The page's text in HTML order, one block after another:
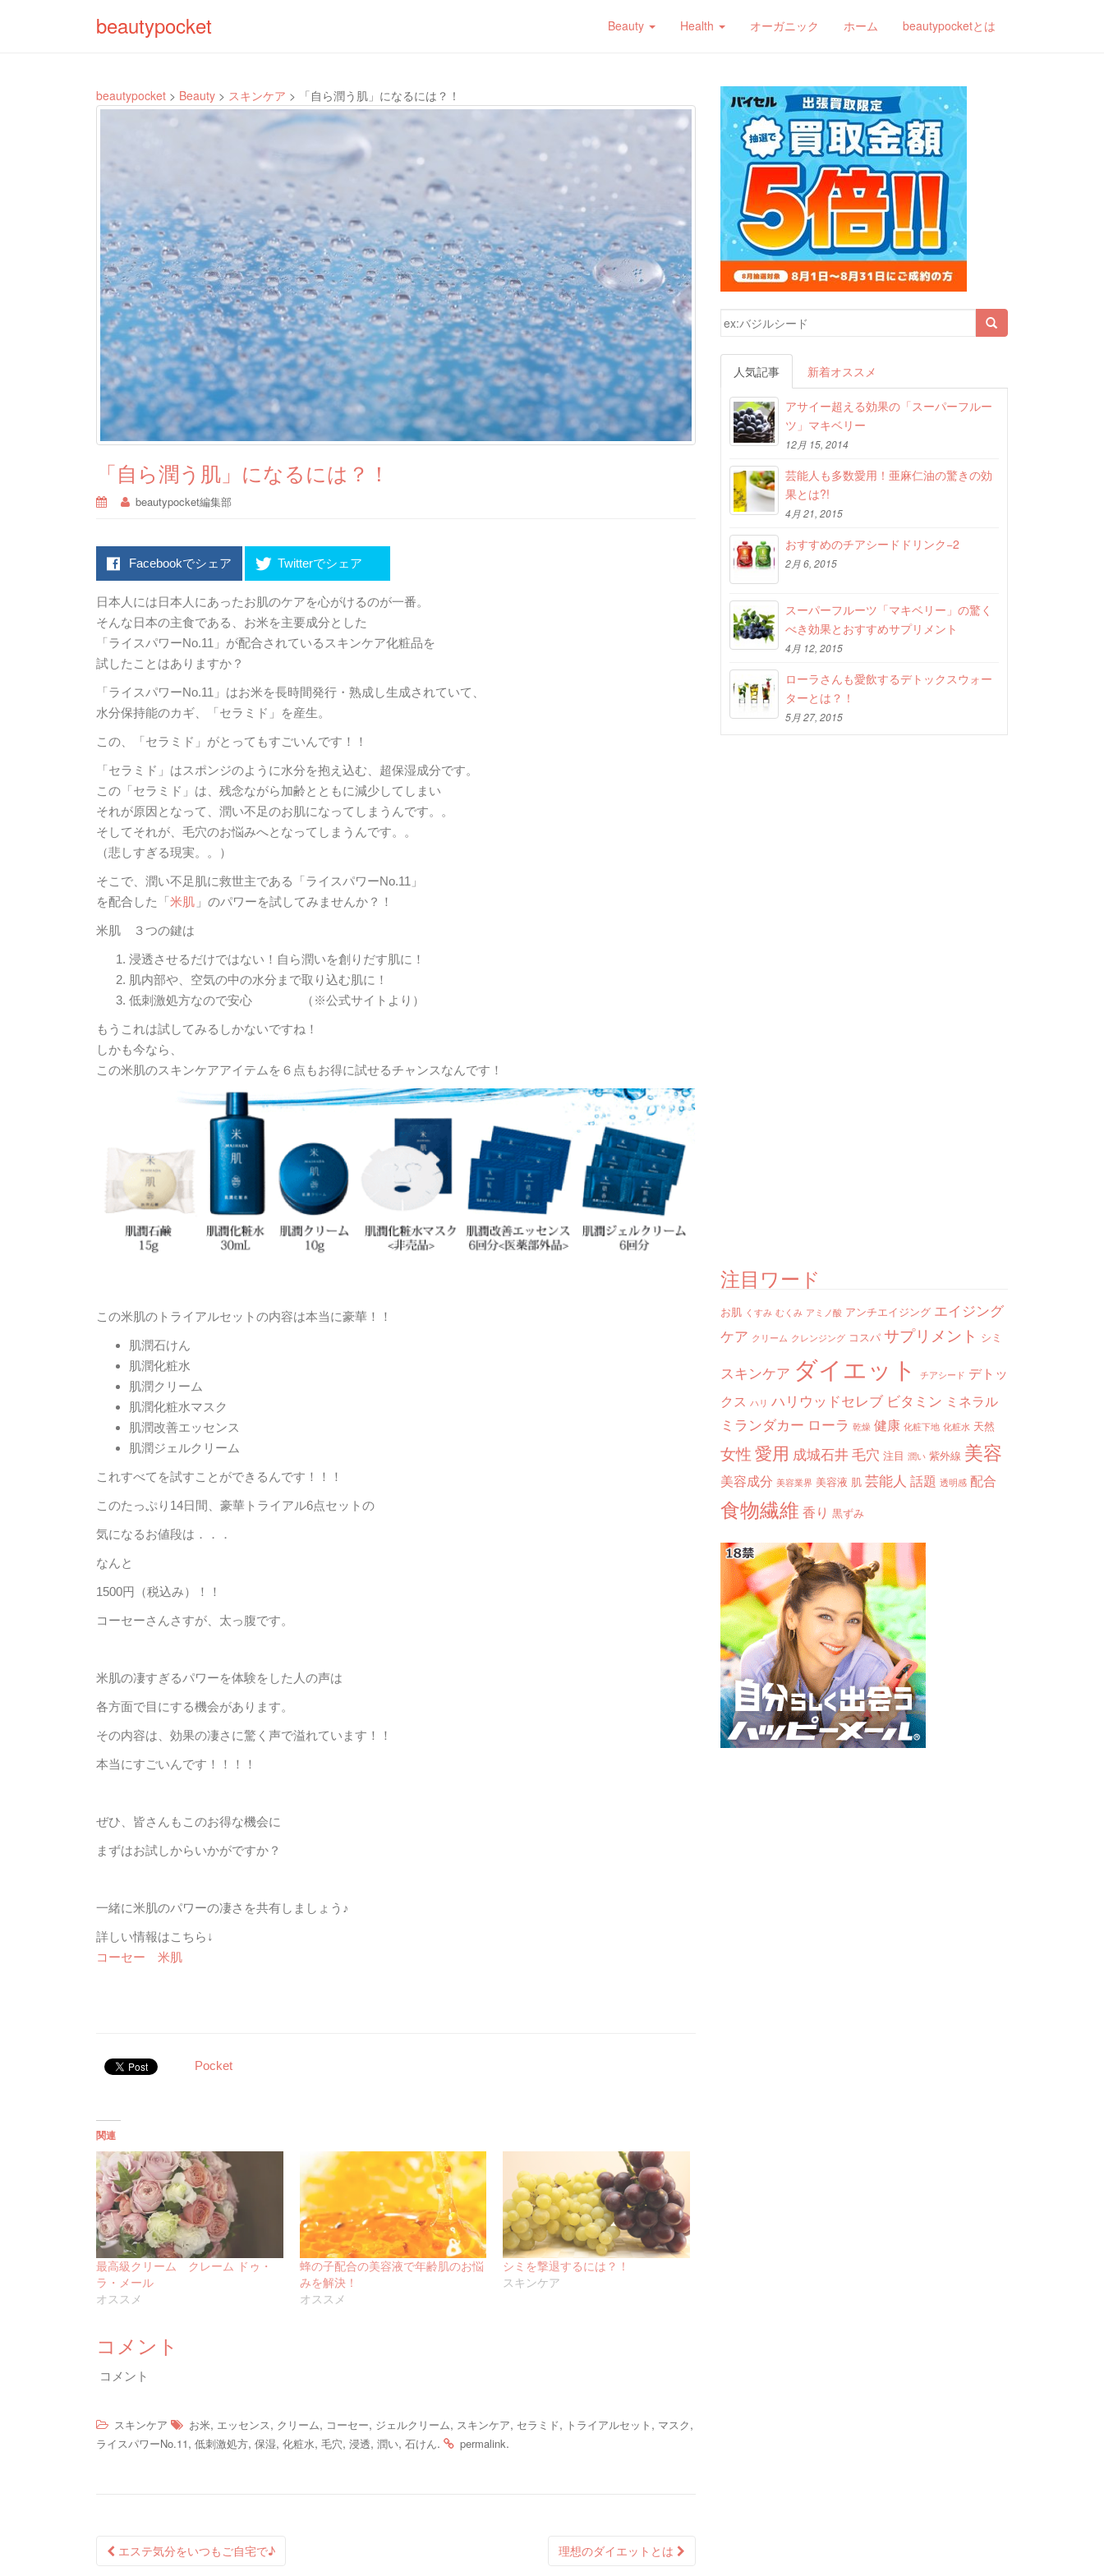
beautypocket Beauty Health オーガニック ホーム beautypocketとは
beautypocket > Beauty > スキンケア > 「自ら潤う肌」になるには？！
「自ら潤う肌」になるには？！
beautypocket編集部
Facebookでシェア Twitterでシェア
日本人には日本人にあったお肌のケアを心がけるのが一番。
そんな日本の主食である、お米を主要成分とした
「ライスパワーNo.11」が配合されているスキンケア化粧品を
試したことはありますか？
「ライスパワーNo.11」はお米を長時間発行・熟成し生成されていて、
水分保持能のカギ、「セラミド」を産生。
この、「セラミド」がとってもすごいんです！！
「セラミド」はスポンジのように水分を抱え込む、超保湿成分です。
この「セラミド」は、残念ながら加齢とともに減少してしまい
それが原因となって、潤い不足のお肌になってしまうんです。。
そしてそれが、毛穴のお悩みへとなってしまうんです。。
（悲しすぎる現実。。）
そこで、潤い不足肌に救世主である「ライスパワーNo.11」
を配合した「米肌 」のパワーを試してみませんか？！
米肌 ３つの鍵は
浸透させるだけではない！自ら潤いを創りだす肌に！
肌内部や、空気の中の水分まで取り込む肌に！
低刺激処方なので安心 （※公式サイトより）
もうこれは試してみるしかないですね！
しかも今なら、
この米肌のスキンケアアイテムを６点もお得に試せるチャンスなんです！
この米肌のトライアルセットの内容は本当に豪華！！
肌潤石けん
肌潤化粧水
肌潤クリーム
肌潤化粧水マスク
肌潤改善エッセンス
肌潤ジェルクリーム
これすべてを試すことができるんです！！！
このたっぷり14日間、豪華トライアル6点セットの
気になるお値段は．．．
なんと
1500円（税込み）！！
コーセーさんさすが、太っ腹です。
米肌の凄すぎるパワーを体験をした人の声は
各方面で目にする機会があります。
その内容は、効果の凄さに驚く声で溢れています！！
本当にすごいんです！！！！
ぜひ、皆さんもこのお得な機会に
まずはお試しからいかがですか？
一緒に米肌のパワーの凄さを共有しましょう♪
詳しい情報はこちら↓
コーセー 米肌
Pocket
関連
最高級クリーム クレーム ドゥ・
ラ・メール
オススメ
蜂の子配合の美容液で年齢肌のお悩
みを解決！
オススメ
シミを撃退するには？！
スキンケア
コメント
コメント
スキンケア お米, エッセンス, クリーム, コーセー, ジェルクリーム, スキンケア, セラミド, トライアルセット , マスク,
ライスパワーNo.11, 低刺激処方, 保湿, 化粧水, 毛穴, 浸透, 潤い, 石けん. permalink.
Post navigation
エステ気分をいつもご自宅で♪ 理想のダイエットとは
検索結果:
人気記事 新着オススメ
アサイー超える効果の「スーパーフルー
ツ」マキベリー
12月 15, 2014
芸能人も多数愛用！亜麻仁油の驚きの効
果とは?!
4月 21, 2015
おすすめのチアシードドリンク−2
2月 6, 2015
スーパーフルーツ「マキベリー」の驚く
べき効果とおすすめサプリメント
4月 12, 2015
ローラさんも愛飲するデトックスウォー
ターとは？！
5月 27, 2015
注目ワード
お肌 くすみ むくみ アミノ酸 アンチエイジング エイジング
ケア クリーム クレンジング コスパ サプリメント シミ
スキンケア ダイエット チアシード デトッ
クス ハリ ハリウッドセレブ ビタミン ミネラル
ミランダカー ローラ 乾燥 健康 化粧下地 化粧水 天然
女性愛用 成城石井毛穴 注目 潤い 紫外線 美容
美容成分 美容業界 美容液 肌 芸能人 話題 透明感 配合
食物繊維 香り 黒ずみ